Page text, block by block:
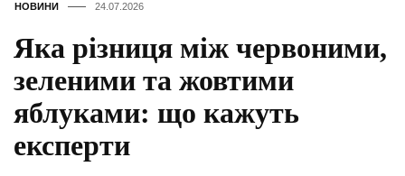
НОВИНИ 24.07.2026
Яка різниця між червоними,
зеленими та жовтими
яблуками: що кажуть
експерти